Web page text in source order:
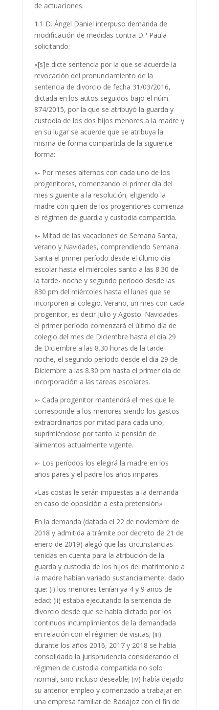
de actuaciones.
1.1 D. Ángel Daniel interpuso demanda de
modificación de medidas contra D.ª Paula
solicitando:
«[s]e dicte sentencia por la que se acuerde la
revocación del pronunciamiento de la
sentencia de divorcio de fecha 31/03/2016,
dictada en los autos seguidos bajo el núm.
874/2015, por la que se atribuyó la guarda y
custodia de los dos hijos menores a la madre y
en su lugar se acuerde que se atribuya la
misma de forma compartida de la siguiente
forma:
«- Por meses alternos con cada uno de los
progenitores, comenzando el primer día del
mes siguiente a la resolución, eligiendo la
madre con quien de los progenitores comienza
el régimen de guardia y custodia compartida.
«- Mitad de las vacaciones de Semana Santa,
verano y Navidades, comprendiendo Semana
Santa el primer período desde el último día
escolar hasta el miércoles santo a las 8.30 de
la tarde- noche y segundo período desde las
830 pm del miércoles hasta el lunes que se
incorporen al colegio. Verano, un mes con cada
progenitor, es decir Julio y Agosto. Navidades
el primer período comenzará el último día de
colegio del mes de Diciembre hasta el día 29
de Diciembre a las 8.30 horas de la tarde-
noche, el segundo período desde el día 29 de
Diciembre a las 8.30 pm hasta el primer día de
incorporación a las tareas escolares.
«- Cada progenitor mantendrá el mes que le
corresponde a los menores siendo los gastos
extraordinarios por mitad para cada uno,
suprimiéndose por tanto la pensión de
alimentos actualmente vigente.
«- Los períodos los elegirá la madre en los
años pares y el padre los años impares.
«Las costas le serán impuestas a la demanda
en caso de oposición a esta pretensión».
En la demanda (datada el 22 de noviembre de
2018 y admitida a trámite por decreto de 21 de
enero de 2019) alegó que las circunstancias
tenidas en cuenta para la atribución de la
guarda y custodia de los hijos del matrimonio a
la madre habían variado sustancialmente, dado
que: (i) los menores tenían ya 4 y 9 años de
edad; (ii) estaba ejecutando la sentencia de
divorcio desde que se había dictado por los
continuos incumplimientos de la demandada
en relación con el régimen de visitas; (iii)
durante los años 2016, 2017 y 2018 se había
consolidado la jurisprudencia considerando el
régimen de custodia compartida no solo
normal, sino incluso deseable; (iv) había dejado
su anterior empleo y comenzado a trabajar en
una empresa familiar de Badajoz con el fin de